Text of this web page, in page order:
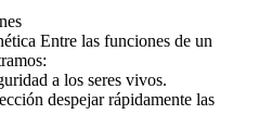
Entre las funciones de un
a los seres vivos.
despejar rápidamente las